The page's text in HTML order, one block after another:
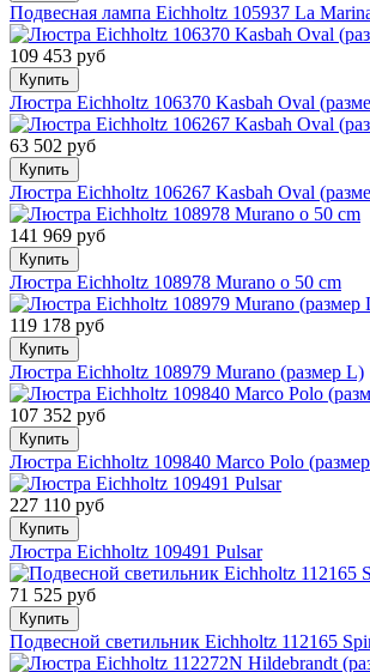
Подвесная лампа Eichholtz 105937 La
109 453 руб
Купить
Люстра Eichholtz 106370 Kasbah Oval
63 502 руб
Купить
Люстра Eichholtz 106267 Kasbah Oval
141 969 руб
Купить
Люстра Eichholtz 108978 Murano o 50 cm
119 178 руб
Купить
Люстра Eichholtz 108979 Murano (размер L)
107 352 руб
Купить
Люстра Eichholtz 109840 Marco Polo
227 110 руб
Купить
Люстра Eichholtz 109491 Pulsar
71 525 руб
Купить
Подвесной светильник Eichholtz 112165